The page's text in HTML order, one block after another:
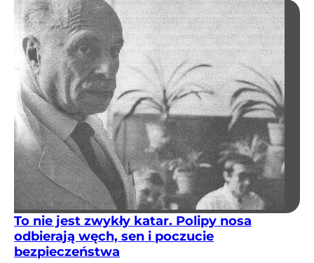
To nie jest zwykły katar. Polipy nosa
odbierają węch, sen i poczucie
bezpieczeństwa